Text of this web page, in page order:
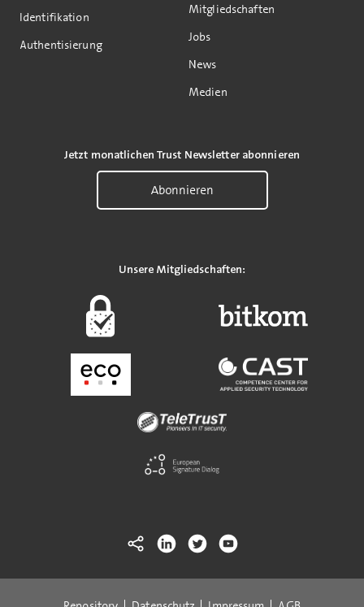
Identifikation
Authentisierung
Mitgliedschaften
Jobs
News
Medien
Jetzt monatlichen Trust Newsletter abonnieren
Abonnieren
Unsere Mitgliedschaften: